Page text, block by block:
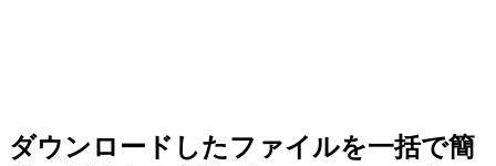
ダウンロードしたファイルを一括で簡